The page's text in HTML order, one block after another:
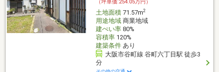
（坪単価:254.05万円）
土地面積71.57m2
用途地域商業地域
建ぺい率80%
容積率120%
建築条件あり
大阪市谷町線 谷町六丁目駅 徒歩3
分